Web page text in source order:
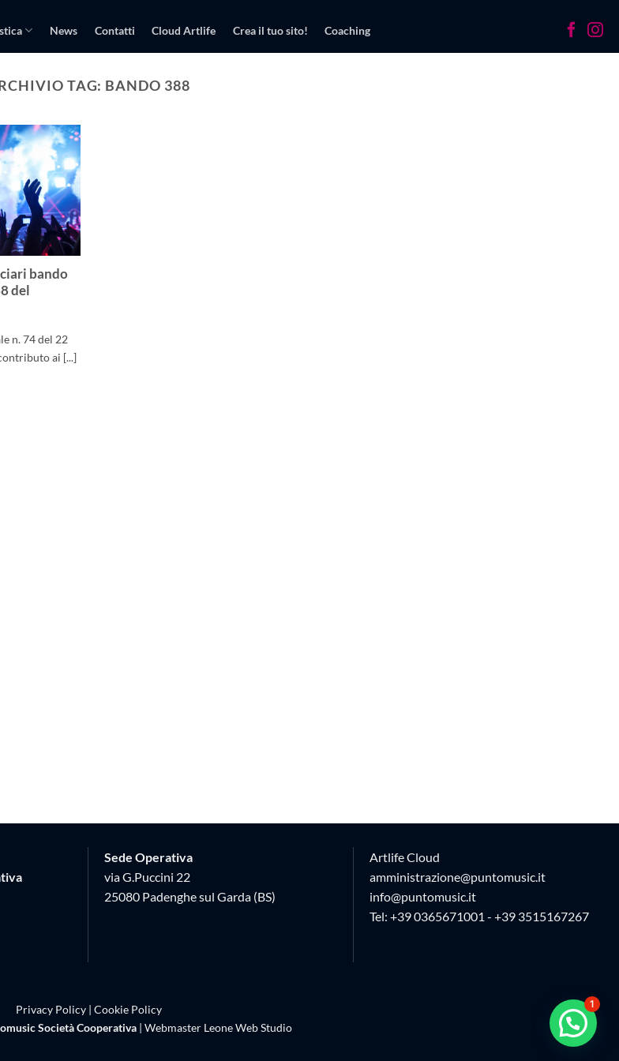
News Contatti Cloud Artlife Crea il tuo sito! Coaching
TAG: BANDO 388
bando
del
n. 74 del 22
ai [...]
Sede Operativa
via G.Puccini 22
25080 Padenghe sul Garda (BS)
Artlife Cloud
amministrazione@puntomusic.it
info@puntomusic.it
Tel: +39 0365671001 - +39 3515167267
Privacy Policy| Cookie Policy
Società Cooperativa | Webmaster Leone Web Studio
1